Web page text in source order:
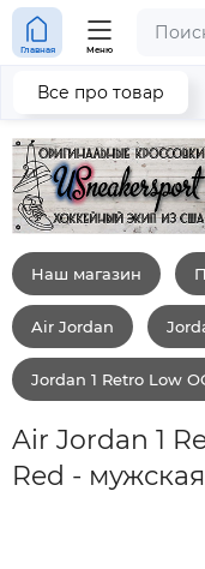
Главная Меню
Наш магазин
Air Jordan
Jordan 1 Retro Low
Air Jordan 1
Red -
Все про товар